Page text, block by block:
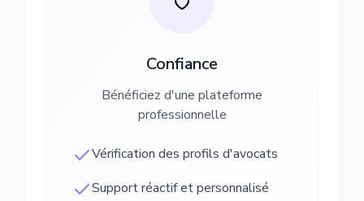
Confiance
Bénéficiez d'une plateforme
professionnelle
Vérification des profils d'avocats
Support réactif et personnalisé